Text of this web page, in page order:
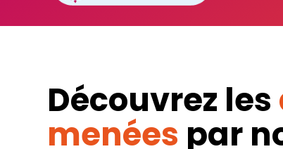
Découvrez les
menées par